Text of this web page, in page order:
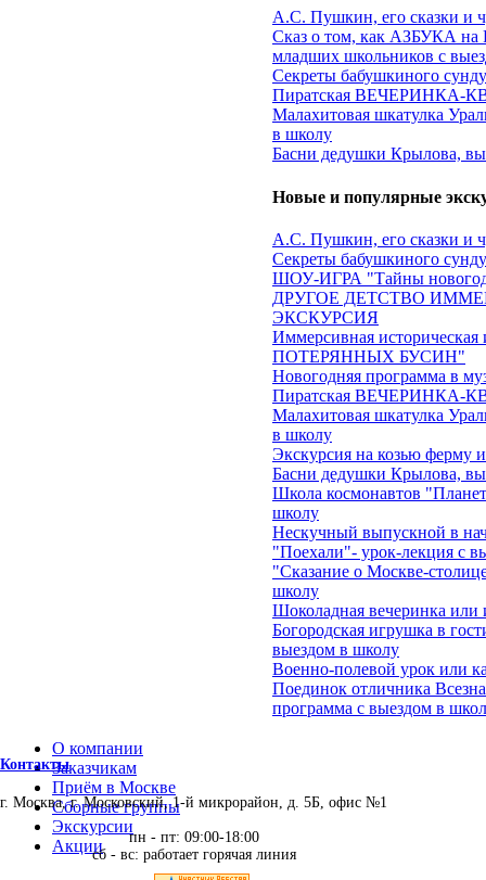
А.С. Пушкин, его сказки и
Сказ о том, как АЗБУКА на
младших школьников с
Секреты бабушкиного
Пиратская ВЕЧЕРИНКА-
Малахитовая шкатулка
в школу
Басни дедушки Крылова,
Новые и популярные
А.С. Пушкин, его сказки и
Секреты бабушкиного
ШОУ-ИГРА "Тайны
ДРУГОЕ ДЕТСТВО
ЭКСКУРСИЯ
Иммерсивная
ПОТЕРЯННЫХ БУСИН"
Новогодняя программа в
Пиратская ВЕЧЕРИНКА-
Малахитовая шкатулка
в школу
Экскурсия на козью ферму
Басни дедушки Крылова,
Школа космонавтов
школу
Нескучный выпускной в
"Поехали"- урок-лекция с
"Сказание о Москве-
школу
Шоколадная вечеринка или
Богородская игрушка в
выездом в школу
Военно-полевой урок или
Поединок отличника
программа с выездом в
Контакты
г. Москва, г. Московский, 1-й микрорайон, д. 5Б, офис №1
пн - пт: 09:00-18:00
сб - вс: работает горячая линия
О компании
Заказчикам
Приём в Москве
Сборные группы
Экскурсии
Акции